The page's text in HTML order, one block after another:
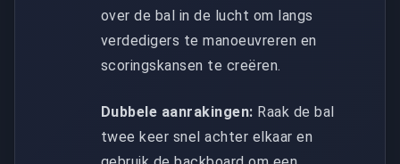
over de bal in de lucht om langs
verdedigers te manoeuvreren en
scoringskansen te creëren.
Dubbele aanrakingen: Raak de bal
twee keer snel achter elkaar en